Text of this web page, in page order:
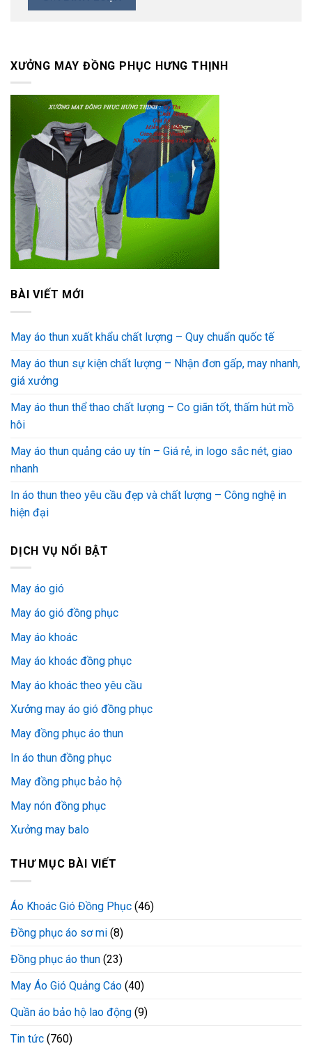
XƯỞNG MAY ĐỒNG PHỤC HƯNG THỊNH
BÀI VIẾT MỚI
May áo thun xuất khẩu chất lượng – Quy chuẩn quốc tế
May áo thun sự kiện chất lượng – Nhận đơn gấp, may nhanh,
giá xưởng
May áo thun thể thao chất lượng – Co giãn tốt, thấm hút mồ
hôi
May áo thun quảng cáo uy tín – Giá rẻ, in logo sắc nét, giao
nhanh
In áo thun theo yêu cầu đẹp và chất lượng – Công nghệ in
hiện đại
DỊCH VỤ NỔI BẬT
May áo gió
May áo gió đồng phục
May áo khoác
May áo khoác đồng phục
May áo khoác theo yêu cầu
Xưởng may áo gió đồng phục
May đồng phục áo thun
In áo thun đồng phục
May đồng phục bảo hộ
May nón đồng phục
Xưởng may balo
THƯ MỤC BÀI VIẾT
Áo Khoác Gió Đồng Phục (46)
Đồng phục áo sơ mi (8)
Đồng phục áo thun (23)
May Áo Gió Quảng Cáo (40)
Quần áo bảo hộ lao động (9)
Tin tức (760)